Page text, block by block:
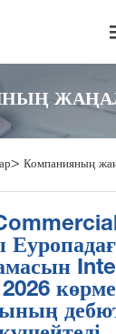
> Компанияның